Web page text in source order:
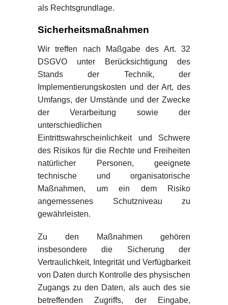
als Rechtsgrundlage.
Sicherheitsmaßnahmen
Wir treffen nach Maßgabe des Art. 32
DSGVO unter Berücksichtigung des
Stands der Technik, der
Implementierungskosten und der Art, des
Umfangs, der Umstände und der Zwecke
der Verarbeitung sowie der
unterschiedlichen
Eintrittswahrscheinlichkeit und Schwere
des Risikos für die Rechte und Freiheiten
natürlicher Personen, geeignete
technische und organisatorische
Maßnahmen, um ein dem Risiko
angemessenes Schutzniveau zu
gewährleisten.
Zu den Maßnahmen gehören
insbesondere die Sicherung der
Vertraulichkeit, Integrität und Verfügbarkeit
von Daten durch Kontrolle des physischen
Zugangs zu den Daten, als auch des sie
betreffenden Zugriffs, der Eingabe,